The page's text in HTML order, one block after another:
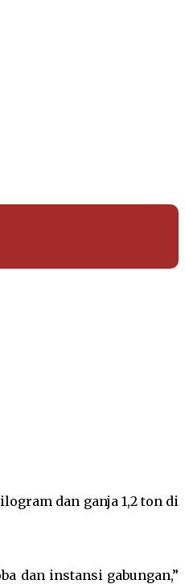
dan ganja 1,2 ton di
dan instansi gabungan,”